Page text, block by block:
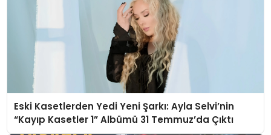
Eski Kasetlerden Yedi Yeni Şarkı: Ayla Selvi’nin
“Kayıp Kasetler 1” Albümü 31 Temmuz’da Çıktı